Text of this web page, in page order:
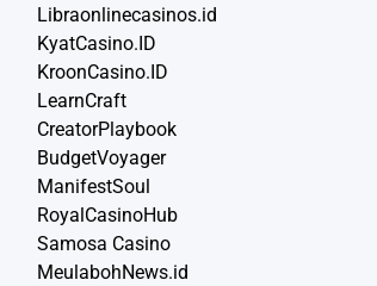
Libraonlinecasinos.id
KyatCasino.ID
KroonCasino.ID
LearnCraft
CreatorPlaybook
BudgetVoyager
ManifestSoul
RoyalCasinoHub
Samosa Casino
MeulabohNews.id